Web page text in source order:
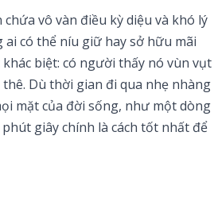
vô vàn điều kỳ diệu và khó lý
có thể níu giữ hay sở hữu mãi
biệt: có người thấy nó vùn vụt
Dù thời gian đi qua nhẹ nhàng
mặt của đời sống, như một dòng
giây chính là cách tốt nhất để